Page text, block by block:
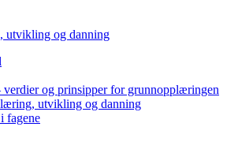
utvikling og danning
verdier og prinsipper for grunnopplæringen
utvikling og danning
fagene